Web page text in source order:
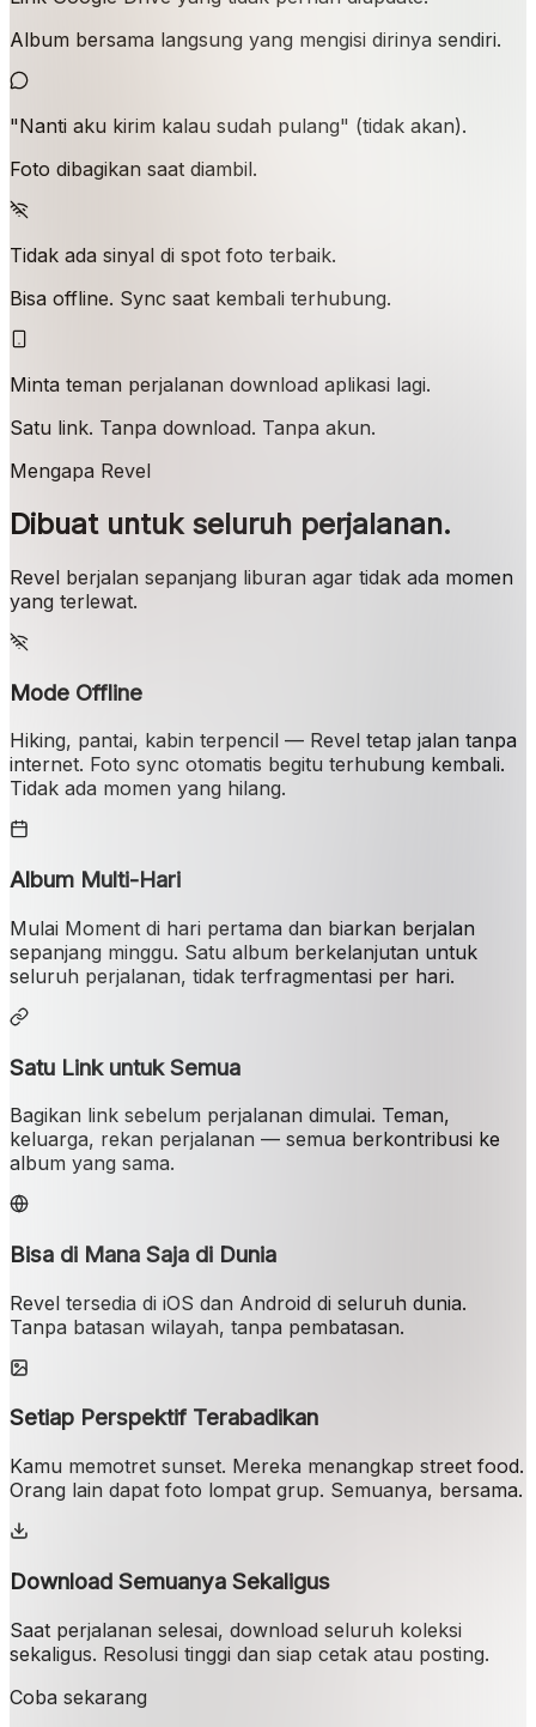
Album bersama langsung yang mengisi dirinya sendiri.
"Nanti aku kirim kalau sudah pulang" (tidak akan).
Foto dibagikan saat diambil.
Tidak ada sinyal di spot foto terbaik.
Bisa offline. Sync saat kembali terhubung.
Minta teman perjalanan download aplikasi lagi.
Satu link. Tanpa download. Tanpa akun.
Mengapa Revel
Dibuat untuk seluruh perjalanan.
Revel berjalan sepanjang liburan agar tidak ada momen
yang terlewat.
Mode Offline
Hiking, pantai, kabin terpencil — Revel tetap jalan tanpa
internet. Foto sync otomatis begitu terhubung kembali.
Tidak ada momen yang hilang.
Album Multi-Hari
Mulai Moment di hari pertama dan biarkan berjalan
sepanjang minggu. Satu album berkelanjutan untuk
seluruh perjalanan, tidak terfragmentasi per hari.
Satu Link untuk Semua
Bagikan link sebelum perjalanan dimulai. Teman,
keluarga, rekan perjalanan — semua berkontribusi ke
album yang sama.
Bisa di Mana Saja di Dunia
Revel tersedia di iOS dan Android di seluruh dunia.
Tanpa batasan wilayah, tanpa pembatasan.
Setiap Perspektif Terabadikan
Kamu memotret sunset. Mereka menangkap street food.
Orang lain dapat foto lompat grup. Semuanya, bersama.
Download Semuanya Sekaligus
Saat perjalanan selesai, download seluruh koleksi
sekaligus. Resolusi tinggi dan siap cetak atau posting.
Coba sekarang